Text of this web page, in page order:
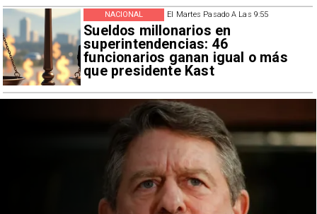
El Martes Pasado A Las 9:55
Sueldos millonarios en
superintendencias: 46
funcionarios ganan igual o más
que presidente Kast
NACIONAL